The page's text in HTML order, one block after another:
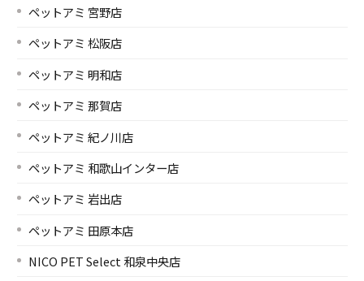
ペットアミ 宮野店
ペットアミ 松阪店
ペットアミ 明和店
ペットアミ 那賀店
ペットアミ 紀ノ川店
ペットアミ 和歌山インター店
ペットアミ 岩出店
ペットアミ 田原本店
NICO PET Select 和泉中央店